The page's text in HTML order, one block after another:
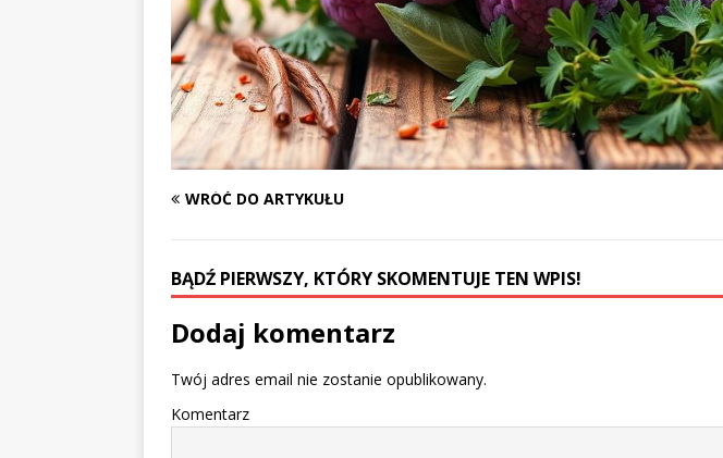
WRÓĆ DO ARTYKUŁU
BĄDŹ PIERWSZY, KTÓRY SKOMENTUJE TEN WPIS!
Dodaj komentarz
Twój adres email nie zostanie opublikowany.
Komentarz